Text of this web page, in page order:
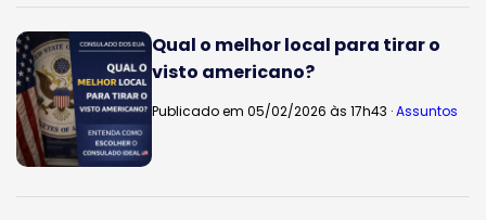
Qual o melhor local para tirar o
visto americano?
Publicado em 05/02/2026 às 17h43 ·Assuntos